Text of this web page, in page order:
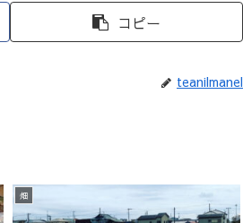
コピー
teanilmanel
畑